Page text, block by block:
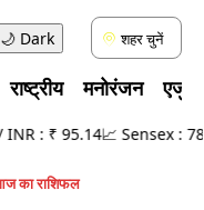
🌙 Dark शहर चुनें
राष्ट्रीय मनोरंजन
: ₹ 95.14📈 Sensex :
का राशिफल